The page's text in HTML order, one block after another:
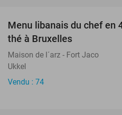
Menu libanais du chef en
thé à Bruxelles
Maison de l´arz - Fort Jaco
Ukkel
Vendu : 74